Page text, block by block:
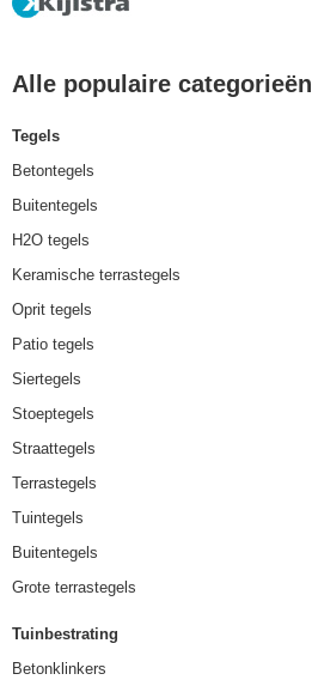
Alle populaire categorieën
Tegels
Betontegels
Buitentegels
H2O tegels
Keramische terrastegels
Oprit tegels
Patio tegels
Siertegels
Stoeptegels
Straattegels
Terrastegels
Tuintegels
Buitentegels
Grote terrastegels
Tuinbestrating
Betonklinkers